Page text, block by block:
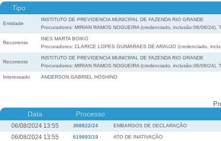
Tipo
Entidade
INSTITUTO DE PREVIDENCIA MUNICIPAL DE FAZENDA RIO GRANDE
Procuradores: MIRIAN RAMOS NOGUEIRA (credenciado, inclusão:06/08/
Recorrente
INES MARTA BOIKO
Procuradores: CLARICE LOPES GUIMARAES DE ARAUJO (credenciado,
Recorrente
INSTITUTO DE PREVIDENCIA MUNICIPAL DE FAZENDA RIO GRANDE
Procuradores: MIRIAN RAMOS NOGUEIRA (credenciado, inclusão:06/08/
Interessado ANDERSON GABRIEL HOSHINO
Data Processo
06/08/2024 13:55 368822/24 EMBARGOS DE DECLARAÇÃO
06/08/2024 13:55 619693/19 ATO DE INATIVAÇÃO